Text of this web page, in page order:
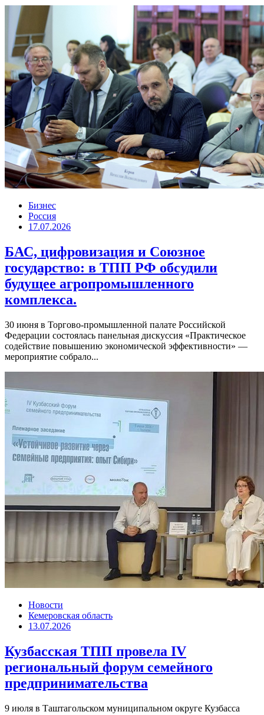
Бизнес
Россия
17.07.2026
БАС, цифровизация и Союзное
государство: в ТПП РФ обсудили
будущее агропромышленного
комплекса.
30 июня в Торгово-промышленной палате Российской
Федерации состоялась панельная дискуссия «Практическое
содействие повышению экономической эффективности» —
мероприятие собрало...
Новости
Кемеровская область
13.07.2026
Кузбасская ТПП провела IV
региональный форум семейного
предпринимательства
9 июля в Таштагольском муниципальном округе Кузбасса